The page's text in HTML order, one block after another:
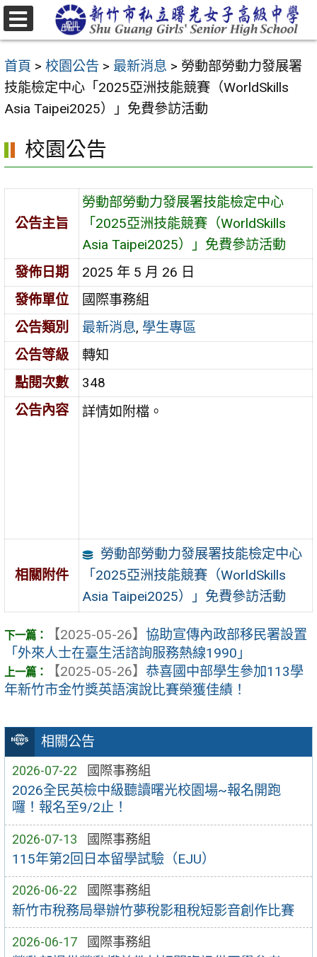
跳
至
要
內
容
首頁 > 校園公告 > 最新消息 > 勞動部勞動力發展署
技能檢定中心「2025亞洲技能競賽（WorldSkills
Asia Taipei2025）」免費參訪活動
相關公告
2026-07-22 國際事務組
2026全民英檢中級聽讀曙光校園場~報名開跑
囉！報名至9/2止！
2026-07-13 國際事務組
115年第2回日本留學試驗（EJU）
2026-06-22 國際事務組
新竹市稅務局舉辦竹夢稅影租稅短影音創作比賽
2026-06-17 國際事務組
校園公告
公告主旨
勞動部勞動力發展署技能檢定中心
「2025亞洲技能競賽（WorldSkills
Asia Taipei2025）」免費參訪活動
發佈日期
2025 年 5 月 26 日
發佈單位
國際事務組
公告類別
最新消息, 學生專區
公告等級
轉知
點閱次數
348
公告內容
詳情如附檔。
相關附件
勞動部勞動力發展署技能檢定中心
「2025亞洲技能競賽（WorldSkills
Asia Taipei2025）」免費參訪活動
【2025-05-26】 協助宣傳內政部移民署設置
「外來人士在臺生活諮詢服務熱線1990」
【2025-05-26】 恭喜國中部學生參加113學
年新竹市金竹獎英語演說比賽榮獲佳績！
選
單